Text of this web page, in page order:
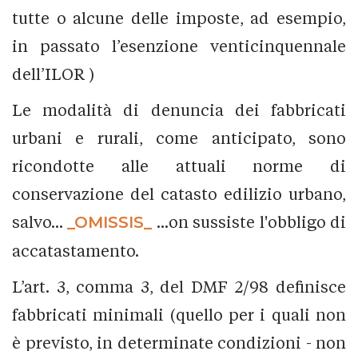
tutte o alcune delle imposte, ad esempio,
in passato l’esenzione venticinquennale
dell’ILOR )
Le modalità di denuncia dei fabbricati
urbani e rurali, come anticipato, sono
ricondotte alle attuali norme di
conservazione del catasto edilizio urbano,
salvo...
_OMISSIS_
...on sussiste l'obbligo di
accatastamento.
L’art. 3, comma 3, del DMF 2/98 definisce
fabbricati minimali (quello per i quali non
è previsto, in determinate condizioni - non